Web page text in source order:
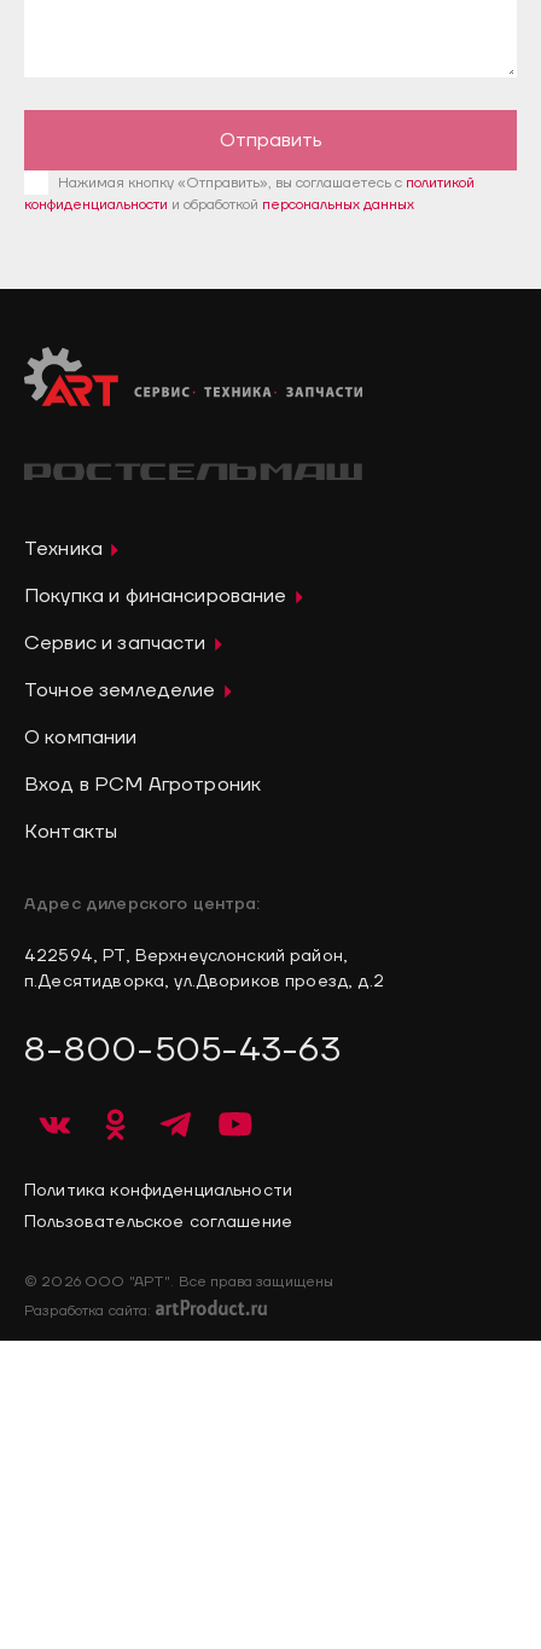
Отправить
Нажимая кнопку «Отправить», вы соглашаетесь с политикой
конфиденциальности и обработкой персональных данных
Техника
Покупка и финансирование
Сервис и запчасти
Точное земледелие
О компании
Вход в РСМ Агротроник
Контакты
Адрес дилерского центра:
422594, РТ, Верхнеуслонский район,
п.Десятидворка, ул.Двориков проезд, д.2
8-800-505-43-63
© 2026 ООО "АРТ". Все права защищены
Политика конфиденциальности
Пользовательское соглашение
Разработка сайта: